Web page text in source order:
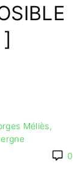
Méliès
0